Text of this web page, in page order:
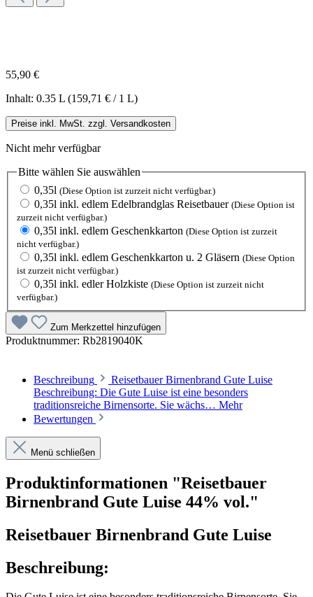
55,90 €
Inhalt: 0.35 L (159,71 € / 1 L)
Preise inkl. MwSt. zzgl. Versandkosten
Nicht mehr verfügbar
Bitte wählen Sie auswählen
0,35l (Diese Option ist zurzeit nicht verfügbar.)
0,35l inkl. edlem Edelbrandglas Reisetbauer (Diese Option ist
zurzeit nicht verfügbar.)
0,35l inkl. edlem Geschenkkarton (Diese Option ist zurzeit
nicht verfügbar.)
0,35l inkl. edlem Geschenkkarton u. 2 Gläsern (Diese Option
ist zurzeit nicht verfügbar.)
0,35l inkl. edler Holzkiste (Diese Option ist zurzeit nicht
verfügbar.)
Zum Merkzettel hinzufügen
Produktnummer: Rb2819040K
Beschreibung
Reisetbauer Birnenbrand Gute Luise
Beschreibung: Die Gute Luise ist eine besonders
traditionsreiche Birnensorte. Sie wächs… Mehr
Bewertungen
Menü schließen
Produktinformationen "Reisetbauer
Birnenbrand Gute Luise 44% vol."
Reisetbauer Birnenbrand Gute Luise
Beschreibung: